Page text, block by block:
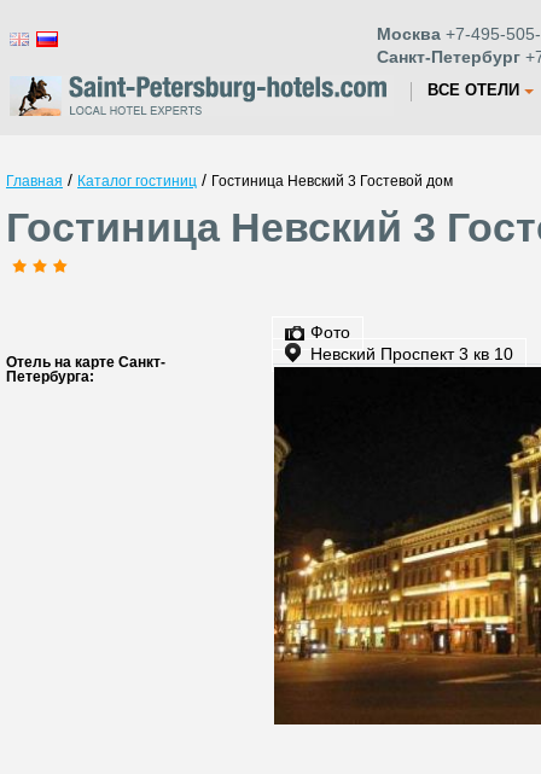
Москва +7-495-
Санкт-Петербург
ВСЕ ОТЕЛИ
Главная / Каталог гостиниц / Гостиница Невский 3 Гостевой дом
Гостиница Невский 3
Отель на карте Санкт-
Петербурга:
Фото
Невский Проспект 3 кв 10